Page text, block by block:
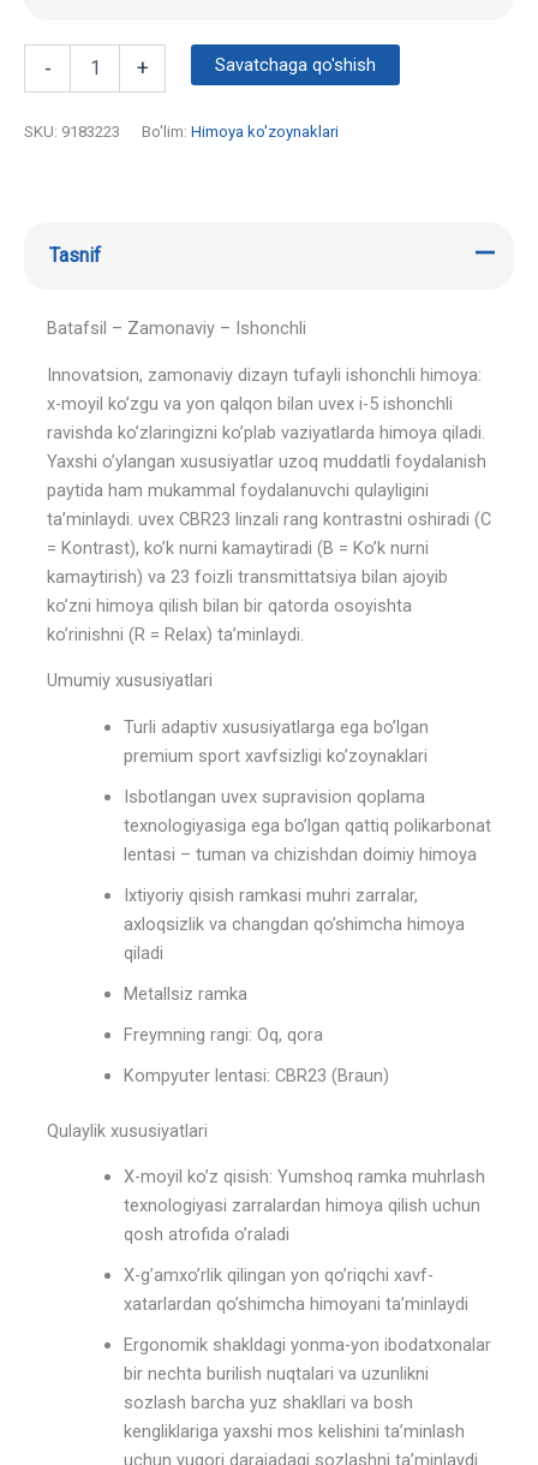
- + Savatchaga qo'shish
SKU: 9183223 Bo'lim: Himoya ko'zoynaklari
Tasnif
Batafsil – Zamonaviy – Ishonchli
Innovatsion, zamonaviy dizayn tufayli ishonchli himoya:
x-moyil ko’zgu va yon qalqon bilan uvex i-5 ishonchli
ravishda ko’zlaringizni ko’plab vaziyatlarda himoya qiladi.
Yaxshi o’ylangan xususiyatlar uzoq muddatli foydalanish
paytida ham mukammal foydalanuvchi qulayligini
ta’minlaydi. uvex CBR23 linzali rang kontrastni oshiradi (C
= Kontrast), ko’k nurni kamaytiradi (B = Ko’k nurni
kamaytirish) va 23 foizli transmittatsiya bilan ajoyib
ko’zni himoya qilish bilan bir qatorda osoyishta
ko’rinishni (R = Relax) ta’minlaydi.
Umumiy xususiyatlari
Turli adaptiv xususiyatlarga ega bo’lgan
premium sport xavfsizligi ko’zoynaklari
Isbotlangan uvex supravision qoplama
texnologiyasiga ega bo’lgan qattiq polikarbonat
lentasi – tuman va chizishdan doimiy himoya
Ixtiyoriy qisish ramkasi muhri zarralar,
axloqsizlik va changdan qo’shimcha himoya
qiladi
Metallsiz ramka
Freymning rangi: Oq, qora
Kompyuter lentasi: CBR23 (Braun)
Qulaylik xususiyatlari
X-moyil ko’z qisish: Yumshoq ramka muhrlash
texnologiyasi zarralardan himoya qilish uchun
qosh atrofida o’raladi
X-g’amxo’rlik qilingan yon qo’riqchi xavf-
xatarlardan qo’shimcha himoyani ta’minlaydi
Ergonomik shakldagi yonma-yon ibodatxonalar
bir nechta burilish nuqtalari va uzunlikni
sozlash barcha yuz shakllari va bosh
kengliklariga yaxshi mos kelishini ta’minlash
uchun yuqori darajadagi sozlashni ta’minlaydi